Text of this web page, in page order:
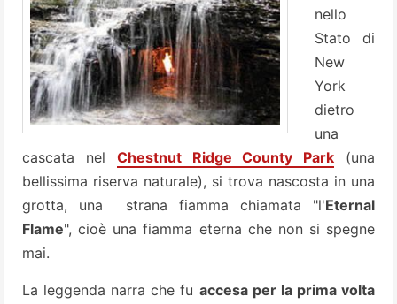
nello
Stato di
New
York
dietro
una
cascata nel Chestnut Ridge County Park (una
bellissima riserva naturale), si trova nascosta in una
grotta, una strana fiamma chiamata "l'Eternal
Flame", cioè una fiamma eterna che non si spegne
mai.
La leggenda narra che fu accesa per la prima volta